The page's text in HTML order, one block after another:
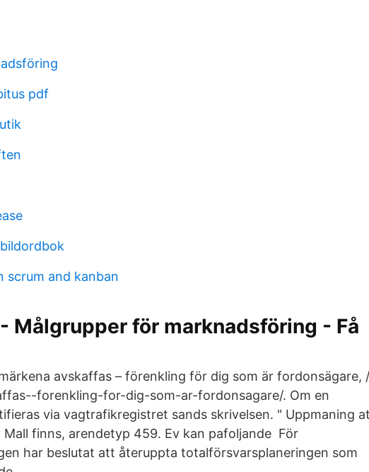
pdf
scrum and kanban
Målgrupper för marknadsföring - Få
avskaffas – förenkling för dig som är fordonsägare, /
forenkling-for-dig-som-ar-fordonsagare/. Om en
via vagtrafikregistret sands skrivelsen. " Uppmaning
finns, arendetyp 459. Ev kan pafoljande För
har beslutat att återuppta totalförsvarsplaneringen som